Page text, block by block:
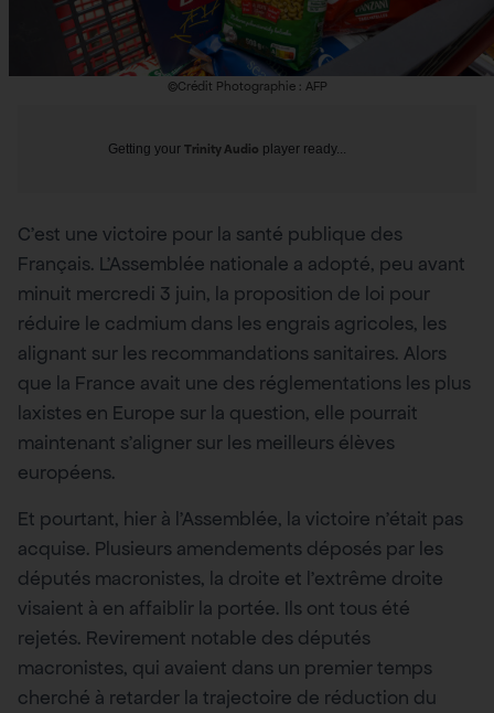
©Crédit Photographie : AFP
Getting your Trinity Audio player ready...
C’est une victoire pour la santé publique des
Français. L’Assemblée nationale a adopté, peu avant
minuit mercredi 3 juin, la proposition de loi pour
réduire le cadmium dans les engrais agricoles, les
alignant sur les recommandations sanitaires. Alors
que la France avait une des réglementations les plus
laxistes en Europe sur la question, elle pourrait
maintenant s’aligner sur les meilleurs élèves
européens.
Et pourtant, hier à l’Assemblée, la victoire n’était pas
acquise. Plusieurs amendements déposés par les
députés macronistes, la droite et l’extrême droite
visaient à en affaiblir la portée. Ils ont tous été
rejetés. Revirement notable des députés
macronistes, qui avaient dans un premier temps
cherché à retarder la trajectoire de réduction du